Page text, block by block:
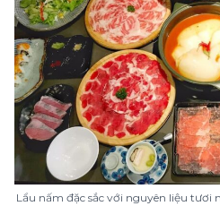
Lẩu nấm đặc sắc với nguyên liệu